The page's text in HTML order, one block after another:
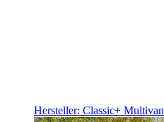
Hersteller: Classic+ Multivan